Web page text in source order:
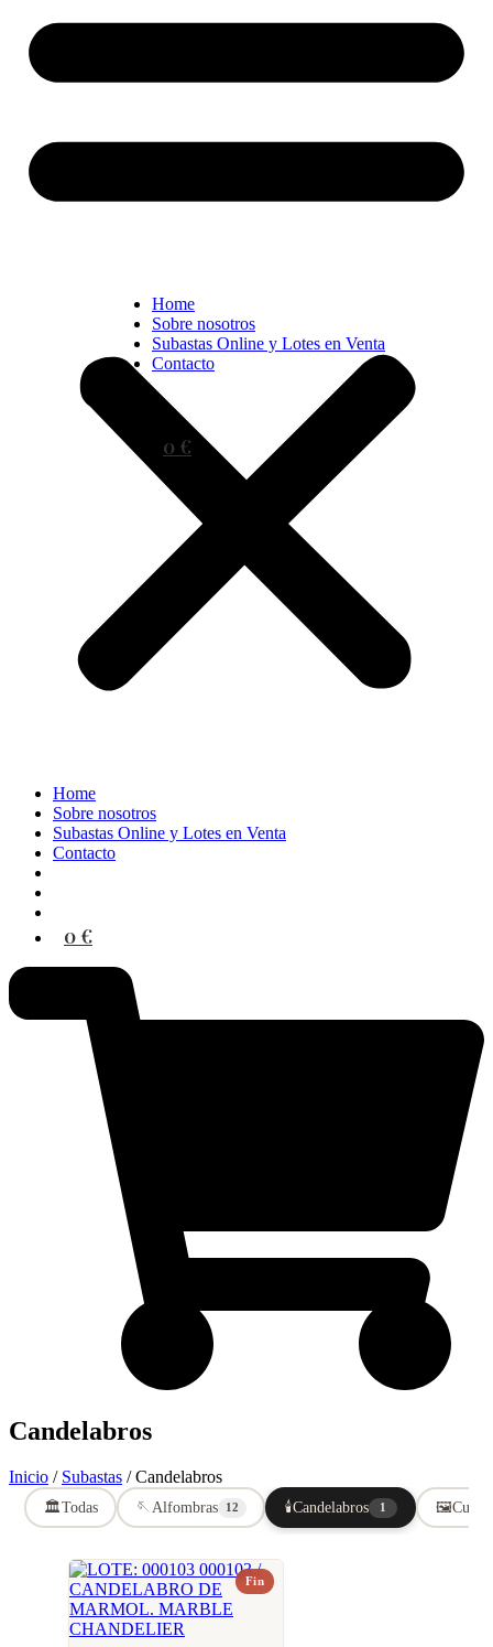
Home
Sobre nosotros
Subastas Online y Lotes en Venta
Contacto
0 €
Home
Sobre nosotros
Subastas Online y Lotes en Venta
Contacto
0 €
Candelabros
Inicio / Subastas / Candelabros
🏛️Todas 🪡Alfombras 12 🕯️Candelabros 1 🖼️
Fin